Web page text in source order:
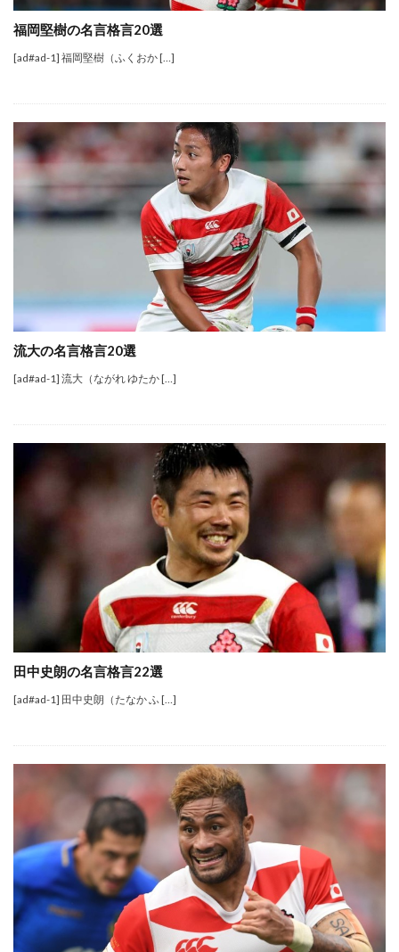
福岡堅樹の名言格言20選
[ad#ad-1] 福岡堅樹（ふくおか […]
流大の名言格言20選
[ad#ad-1] 流大（ながれ ゆたか […]
田中史朗の名言格言22選
[ad#ad-1] 田中史朗（たなか ふ […]